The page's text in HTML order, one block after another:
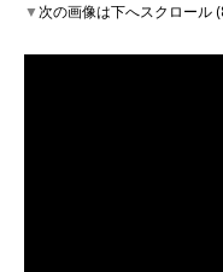
▼次の画像は下へスクロール